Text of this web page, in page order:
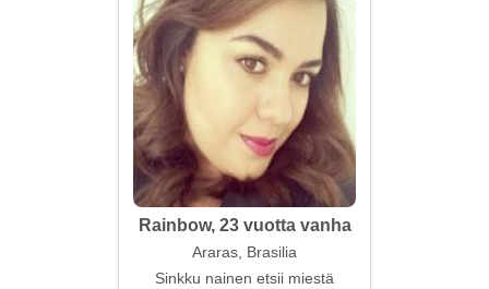
Rainbow, 23 vuotta vanha
Araras, Brasilia
Sinkku nainen etsii miestä